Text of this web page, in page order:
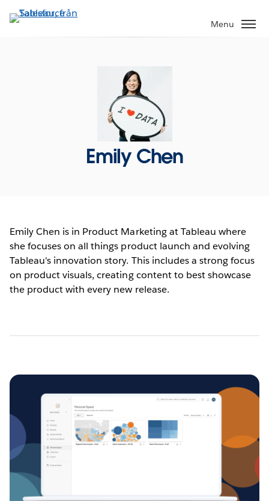
vidare
Menu
Emily Chen
Emily Chen is in Product Marketing at Tableau where
she focuses on all things product launch and evolving
Tableau's innovation story. This includes a strong focus
on product visuals, creating content to best showcase
the product with every new release.